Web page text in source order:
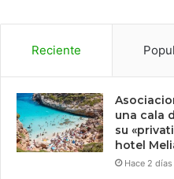
Reciente
una cala
su
hotel
Hace 2 días